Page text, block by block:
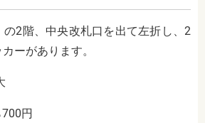
の2階、中央改札口を出て左折し、2
ーがあります。
円